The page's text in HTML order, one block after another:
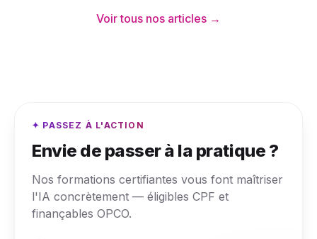
Voir tous nos articles →
✦ PASSEZ À L'ACTION
Envie de passer à la pratique ?
Nos formations certifiantes vous font maîtriser
l'IA concrètement — éligibles CPF et
finançables OPCO.